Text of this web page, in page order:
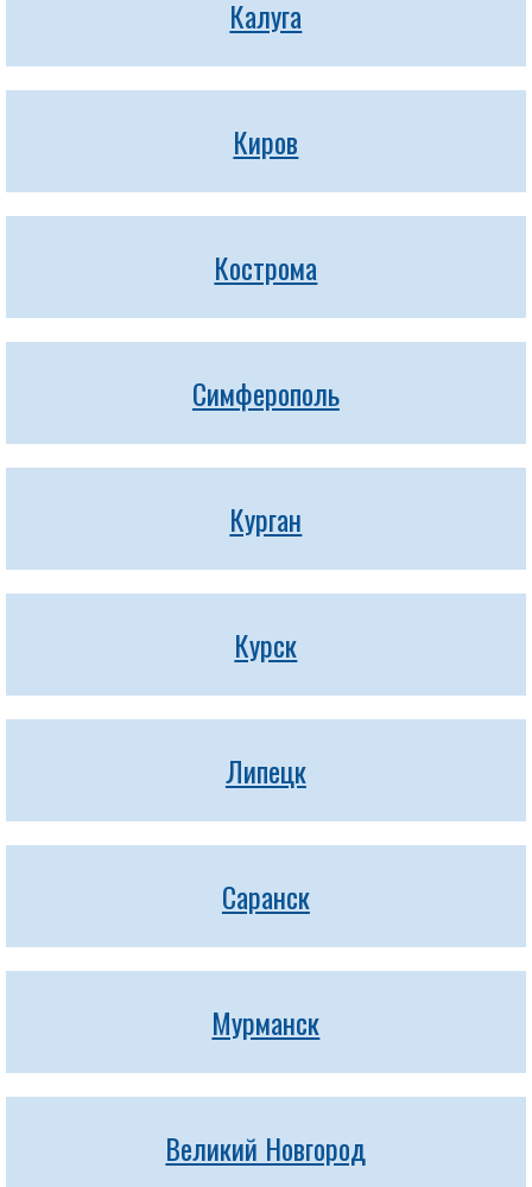
Калуга
Киров
Кострома
Симферополь
Курган
Курск
Липецк
Саранск
Мурманск
Великий Новгород